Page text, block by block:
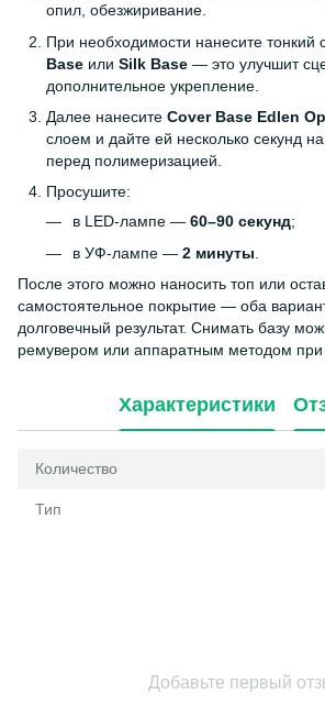
опил, обезжиривание.
При необходимости нанесите тонкий
Base или Silk Base — это улучшит
дополнительное укрепление.
Далее нанесите Cover Base Edlen
слоем и дайте ей несколько секунд
перед полимеризацией.
Просушите:
в LED-лампе — 60–90 секунд;
в УФ-лампе — 2 минуты
После этого можно наносить топ или
самостоятельное покрытие — оба
долговечный результат. Снимать базу
ремувером или аппаратным методом
Характеристики
Количество
Тип
Добавьте первый